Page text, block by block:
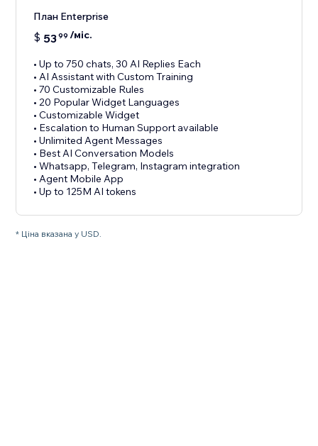
План Enterprise
$ 5399 /міс.
• Up to 750 chats, 30 AI Replies Each
• AI Assistant with Custom Training
• 70 Customizable Rules
• 20 Popular Widget Languages
• Customizable Widget
• Escalation to Human Support available
• Unlimited Agent Messages
• Best AI Conversation Models
• Whatsapp, Telegram, Instagram integration
• Agent Mobile App
• Up to 125M AI tokens
* Ціна вказана у USD.